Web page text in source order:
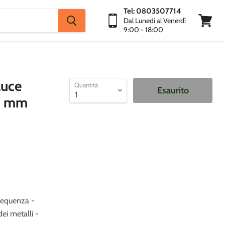
Tel: 0803507714
Dal Lunedì al Venerdì
9:00 - 18:00
mm
-
metalli -
Quantità Esaurito